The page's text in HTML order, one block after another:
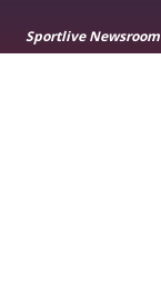
Sportlive Newsroom